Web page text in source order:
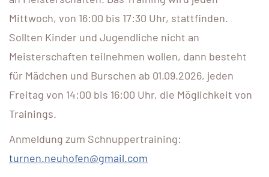
Mittwoch, von 16:00 bis 17:30 Uhr, stattfinden.
Sollten Kinder und Jugendliche nicht an
Meisterschaften teilnehmen wollen, dann besteht
für Mädchen und Burschen ab 01.09.2026, jeden
Freitag von 14:00 bis 16:00 Uhr, die Möglichkeit von
Trainings.
Anmeldung zum Schnuppertraining:
turnen.neuhofen@gmail.com